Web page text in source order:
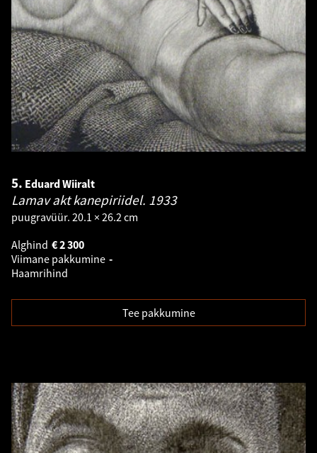
5. Eduard Wiiralt
Lamav akt kanepiriidel. 1933
puugravüür. 20.1 × 26.2 cm
Alghind
2 300
€
Viimane pakkumine -
Haamrihind
Tee pakkumine